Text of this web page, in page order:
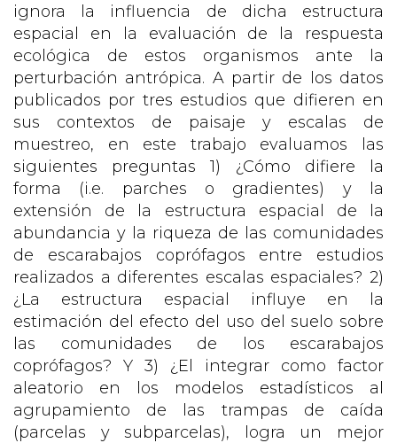
ignora la influencia de dicha estructura
espacial en la evaluación de la respuesta
ecológica de estos organismos ante la
perturbación antrópica. A partir de los datos
publicados por tres estudios que difieren en
sus contextos de paisaje y escalas de
muestreo, en este trabajo evaluamos las
siguientes preguntas 1) ¿Cómo difiere la
forma (i.e. parches o gradientes) y la
extensión de la estructura espacial de la
abundancia y la riqueza de las comunidades
de escarabajos coprófagos entre estudios
realizados a diferentes escalas espaciales? 2)
¿La estructura espacial influye en la
estimación del efecto del uso del suelo sobre
las comunidades de los escarabajos
coprófagos? Y 3) ¿El integrar como factor
aleatorio en los modelos estadísticos al
agrupamiento de las trampas de caída
(parcelas y subparcelas), logra un mejor